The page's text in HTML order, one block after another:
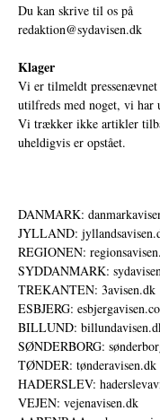
Du kan skrive til os på
redaktion@sydavisen.dk
Klager
Vi er tilmeldt
utilfreds med noget, vi har
Vi trækker ikke artikler
uheldigvis er opstået.
DANMARK:
JYLLAND:
REGIONEN:
SYDDANMARK:
TREKANTEN: 3avisen.dk
ESBJERG:
BILLUND:
SØNDERBORG:
TØNDER: tønderavisen.dk
HADERSLEV:
VEJEN: vejenavisen.dk